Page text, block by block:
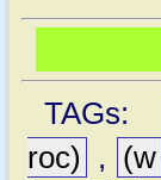
TAGs:
roc)
, (w